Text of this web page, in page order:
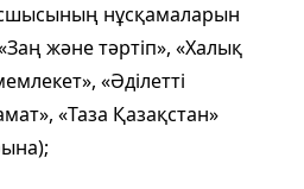
нұсқамаларын
және тәртіп», «Халық
«Әділетті
«Таза Қазақстан»